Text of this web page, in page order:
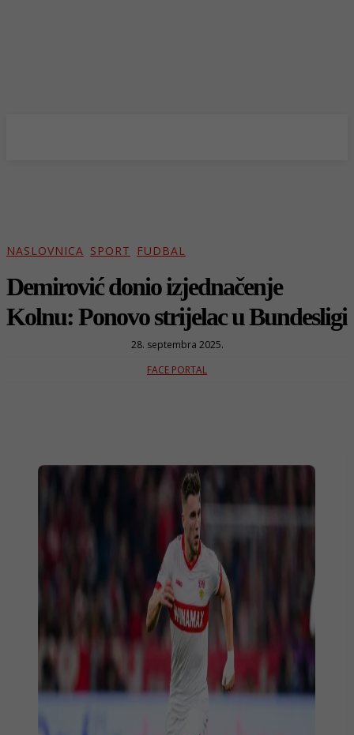
NASLOVNICA SPORT FUDBAL
Demirović donio izjednačenje
Kolnu: Ponovo strijelac u Bundesligi
28. septembra 2025.
FACE PORTAL